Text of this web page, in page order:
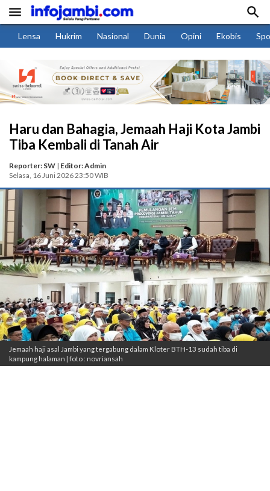
 
Lensa Hukrim Nasional Dunia Opini Ekobis
Haru dan Bahagia, Jemaah Haji Kota Jambi
Tiba Kembali di Tanah Air
Reporter: SW | Editor: Admin
Selasa, 16 Juni 2026 23:50 WIB
Jemaah haji asal Jambi yang tergabung dalam Kloter BTH-13 sudah tiba di
kampung halaman | foto : novriansah